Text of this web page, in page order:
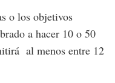
o los objetivos
a hacer 10 o 50
al menos entre 12